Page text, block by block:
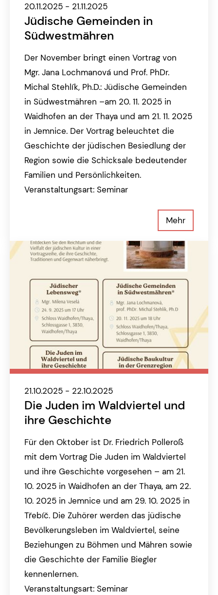
20.11.2025 - 21.11.2025
Jüdische Gemeinden in
Südwestmähren
Der November bringt einen Vortrag von
Mgr. Jana Lochmanová und Prof. PhDr.
Michal Stehlík, Ph.D.: Jüdische Gemeinden
in Südwestmähren –am 20. 11. 2025 in
Waidhofen an der Thaya und am 21. 11. 2025
in Jemnice. Der Vortrag beleuchtet die
Geschichte der jüdischen Besiedlung der
Region sowie die Schicksale bedeutender
Familien und Persönlichkeiten.
Veranstaltungsart: Seminar
Mehr
21.10.2025 - 22.10.2025
Die Juden im Waldviertel und
ihre Geschichte
Für den Oktober ist Dr. Friedrich Polleroß
mit dem Vortrag Die Juden im Waldviertel
und ihre Geschichte vorgesehen – am 21.
10. 2025 in Waidhofen an der Thaya, am 22.
10. 2025 in Jemnice und am 29. 10. 2025 in
Třebíč. Die Zuhörer werden das jüdische
Bevölkerungsleben im Waldviertel, seine
Beziehungen zu Böhmen und Mähren sowie
die Geschichte der Familie Biegler
kennenlernen.
Veranstaltungsart: Seminar